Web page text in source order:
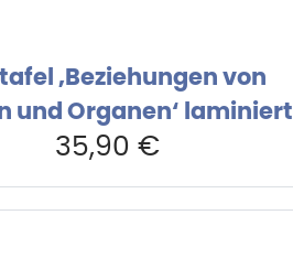
‚Beziehungen von
und Organen‘ laminiert
35,90 €